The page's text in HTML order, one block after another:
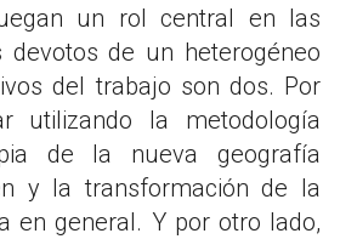
un rol central en las
devotos de un heterogéneo
del trabajo son dos. Por
utilizando la metodología
de la nueva geografía
y la transformación de la
en general. Y por otro lado,